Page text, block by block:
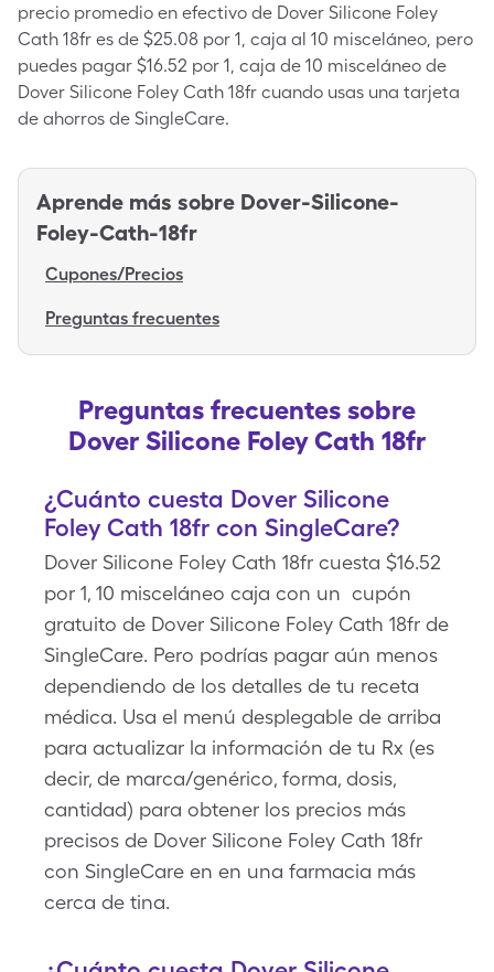
precio promedio en efectivo de Dover Silicone Foley
Cath 18fr es de $25.08 por 1, caja al 10 misceláneo, pero
puedes pagar $16.52 por 1, caja de 10 misceláneo de
Dover Silicone Foley Cath 18fr cuando usas una tarjeta
de ahorros de SingleCare.
Aprende más sobre Dover-Silicone-
Foley-Cath-18fr
Cupones/Precios
Preguntas frecuentes
Preguntas frecuentes sobre
Dover Silicone Foley Cath 18fr
¿Cuánto cuesta Dover Silicone
Foley Cath 18fr con SingleCare?
Dover Silicone Foley Cath 18fr cuesta $16.52
por 1, 10 misceláneo caja con un cupón
gratuito de Dover Silicone Foley Cath 18fr de
SingleCare. Pero podrías pagar aún menos
dependiendo de los detalles de tu receta
médica. Usa el menú desplegable de arriba
para actualizar la información de tu Rx (es
decir, de marca/genérico, forma, dosis,
cantidad) para obtener los precios más
precisos de Dover Silicone Foley Cath 18fr
con SingleCare en en una farmacia más
cerca de tina.